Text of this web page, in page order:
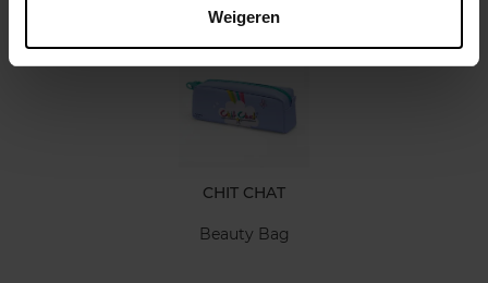
Weigeren
CHIT CHAT
Beauty Bag